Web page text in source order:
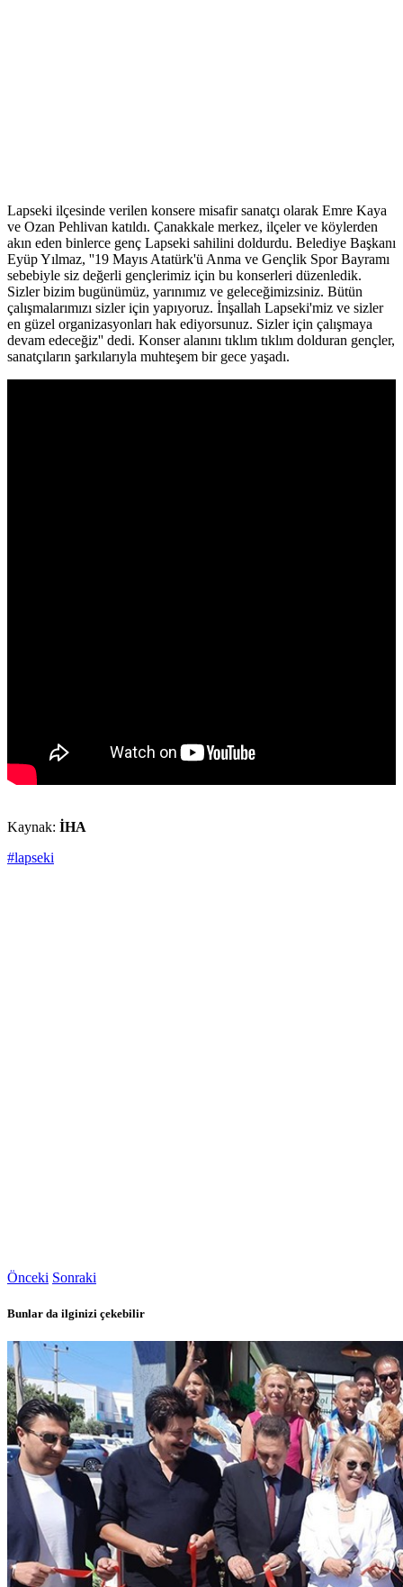
Lapseki ilçesinde verilen konsere misafir sanatçı olarak Emre Kaya
ve Ozan Pehlivan katıldı. Çanakkale merkez, ilçeler ve köylerden
akın eden binlerce genç Lapseki sahilini doldurdu. Belediye Başkanı
Eyüp Yılmaz, ''19 Mayıs Atatürk'ü Anma ve Gençlik Spor Bayramı
sebebiyle siz değerli gençlerimiz için bu konserleri düzenledik.
Sizler bizim bugünümüz, yarınımız ve geleceğimizsiniz. Bütün
çalışmalarımızı sizler için yapıyoruz. İnşallah Lapseki'miz ve sizler
en güzel organizasyonları hak ediyorsunuz. Sizler için çalışmaya
devam edeceğiz'' dedi. Konser alanını tıklım tıklım dolduran gençler,
sanatçıların şarkılarıyla muhteşem bir gece yaşadı.
Kaynak: İHA
#lapseki
Önceki Sonraki
Bunlar da ilginizi çekebilir